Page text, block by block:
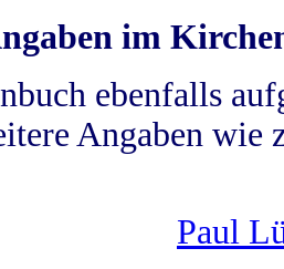
im
ebenfalls
Angaben wie
Paul